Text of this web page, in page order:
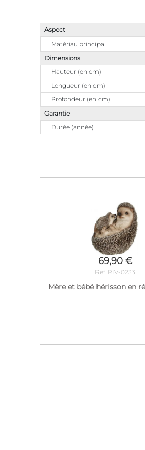
Aspect
Matériau principal
Dimensions
Hauteur (en cm)
Longueur (en cm)
Profondeur (en cm)
Garantie
Durée (année)
69,90 €
Ref. RIV-0233
Mère et bébé hérisson en